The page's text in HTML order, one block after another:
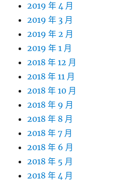
2019 年 4 月
2019 年 3 月
2019 年 2 月
2019 年 1 月
2018 年 12 月
2018 年 11 月
2018 年 10 月
2018 年 9 月
2018 年 8 月
2018 年 7 月
2018 年 6 月
2018 年 5 月
2018 年 4 月